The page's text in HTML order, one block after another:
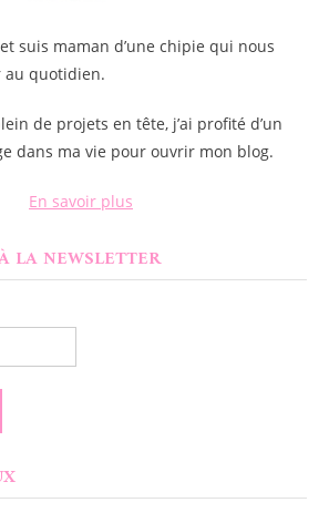
et suis maman d’une chipie qui nous
au quotidien.
de projets en tête, j’ai profité d’un
dans ma vie pour ouvrir mon blog.
En savoir plus
LA NEWSLETTER